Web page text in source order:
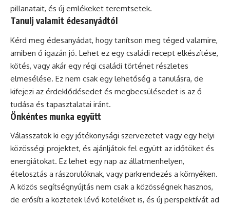
pillanatait, és új emlékeket teremtsetek.
Tanulj valamit édesanyádtól
Kérd meg édesanyádat, hogy tanítson meg téged valamire,
amiben ő igazán jó. Lehet ez egy családi recept elkészítése,
kötés, vagy akár egy régi családi történet részletes
elmesélése. Ez nem csak egy lehetőség a tanulásra, de
kifejezi az érdeklődésedet és megbecsülésedet is az ő
tudása és tapasztalatai iránt.
Önkéntes munka együtt
Válasszatok ki egy jótékonysági szervezetet vagy egy helyi
közösségi projektet, és ajánljátok fel együtt az időtöket és
energiátokat. Ez lehet egy nap az állatmenhelyen,
ételosztás a rászorulóknak, vagy parkrendezés a környéken.
A közös segítségnyújtás nem csak a közösségnek hasznos,
de erősíti a köztetek lévő köteléket is, és új perspektívát ad